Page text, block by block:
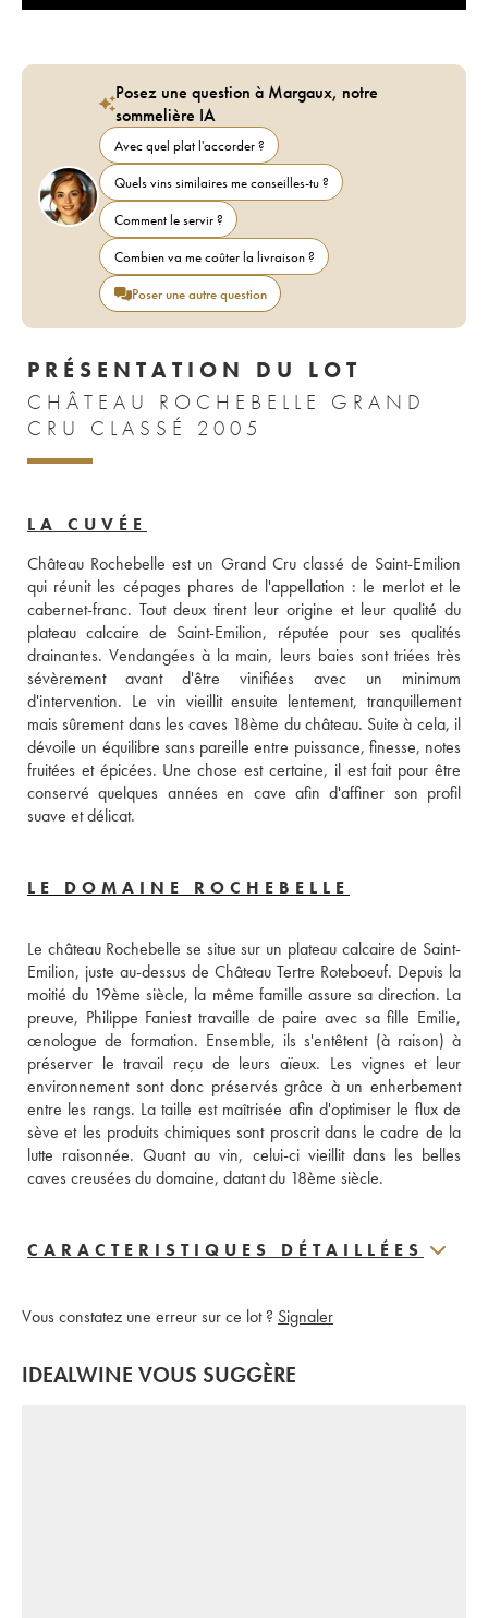
Posez une question à Margaux, notre
sommelière IA
Avec quel plat l'accorder ?
Quels vins similaires me conseilles-tu ?
Comment le servir ?
Combien va me coûter la livraison ?
Poser une autre question
PRÉSENTATION DU LOT
CHÂTEAU ROCHEBELLE GRAND
CRU CLASSÉ 2005
LA CUVÉE
Château Rochebelle est un Grand Cru classé de Saint-Emilion
qui réunit les cépages phares de l'appellation : le merlot et le
cabernet-franc. Tout deux tirent leur origine et leur qualité du
plateau calcaire de Saint-Emilion, réputée pour ses qualités
drainantes. Vendangées à la main, leurs baies sont triées très
sévèrement avant d'être vinifiées avec un minimum
d'intervention. Le vin vieillit ensuite lentement, tranquillement
mais sûrement dans les caves 18ème du château. Suite à cela, il
dévoile un équilibre sans pareille entre puissance, finesse, notes
fruitées et épicées. Une chose est certaine, il est fait pour être
conservé quelques années en cave afin d'affiner son profil
suave et délicat.
LE DOMAINE ROCHEBELLE
Le château Rochebelle se situe sur un plateau calcaire de Saint-
Emilion, juste au-dessus de Château Tertre Roteboeuf. Depuis la
moitié du 19ème siècle, la même famille assure sa direction. La
preuve, Philippe Faniest travaille de paire avec sa fille Emilie,
œnologue de formation. Ensemble, ils s'entêtent (à raison) à
préserver le travail reçu de leurs aïeux. Les vignes et leur
environnement sont donc préservés grâce à un enherbement
entre les rangs. La taille est maîtrisée afin d'optimiser le flux de
sève et les produits chimiques sont proscrit dans le cadre de la
lutte raisonnée. Quant au vin, celui-ci vieillit dans les belles
caves creusées du domaine, datant du 18ème siècle.
CARACTERISTIQUES DÉTAILLÉES
Vous constatez une erreur sur ce lot ? Signaler
IDEALWINE VOUS SUGGÈRE